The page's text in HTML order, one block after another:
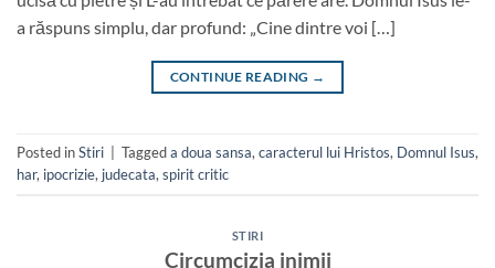
a răspuns simplu, dar profund: „Cine dintre voi […]
CONTINUE READING →
Posted inStiri Taggeda doua sansa, caracterul lui Hristos, Domnul Isus,
har, ipocrizie, judecata, spirit critic
STIRI
Circumcizia inimii